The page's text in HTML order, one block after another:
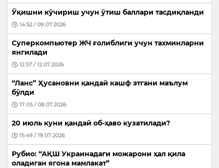
Ўқишни кўчириш учун ўтиш баллари тасдиқланди
14:52 / 09.07.2026
Суперкомпьютер ЖЧ ғолиблиги учун тахминларни
янгилади
12:57 / 12.07.2026
“Ланс” Ҳусановни қандай кашф этгани маълум
бўлди
17:05 / 08.07.2026
20 июль куни қандай об-ҳаво кузатилади?
15:49 / 19.07.2026
Рубио: “АҚШ Украинадаги можарони ҳал қила
оладиган ягона мамлакат”